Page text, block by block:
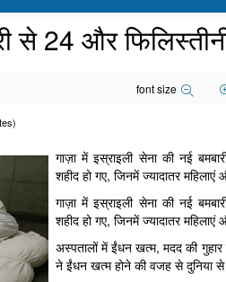
से 24 और
font size
गाज़ा में इस्राइली सेना की नई
शहीद हो गए, जिनमें ज्यादातर
गाज़ा में इस्राइली सेना की नई
शहीद हो गए, जिनमें ज्यादातर
अस्पतालों में ईंधन खत्म, मदद की गुहार
ने ईंधन खत्म होने की वजह से दुनिया